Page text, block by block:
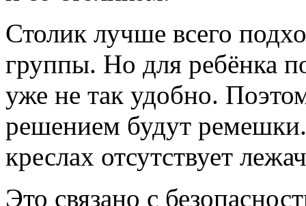
Столик лучше всего
группы. Но для ребёнка
уже не так удобно.
решением будут
креслах отсутствует
Это связано с